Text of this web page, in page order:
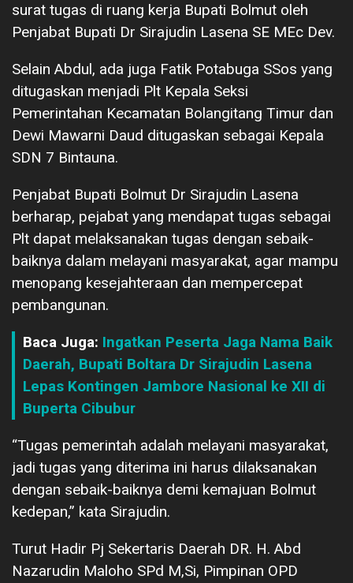
surat tugas di ruang kerja Bupati Bolmut oleh
Penjabat Bupati Dr Sirajudin Lasena SE MEc Dev.
Selain Abdul, ada juga Fatik Potabuga SSos yang
ditugaskan menjadi Plt Kepala Seksi
Pemerintahan Kecamatan Bolangitang Timur dan
Dewi Mawarni Daud ditugaskan sebagai Kepala
SDN 7 Bintauna.
Penjabat Bupati Bolmut Dr Sirajudin Lasena
berharap, pejabat yang mendapat tugas sebagai
Plt dapat melaksanakan tugas dengan sebaik-
baiknya dalam melayani masyarakat, agar mampu
menopang kesejahteraan dan mempercepat
pembangunan.
Baca Juga: Ingatkan Peserta Jaga Nama Baik
Daerah, Bupati Boltara Dr Sirajudin Lasena
Lepas Kontingen Jambore Nasional ke XII di
Buperta Cibubur
“Tugas pemerintah adalah melayani masyarakat,
jadi tugas yang diterima ini harus dilaksanakan
dengan sebaik-baiknya demi kemajuan Bolmut
kedepan,” kata Sirajudin.
Turut Hadir Pj Sekertaris Daerah DR. H. Abd
Nazarudin Maloho SPd M,Si, Pimpinan OPD